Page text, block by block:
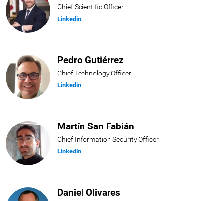
Chief Scientific Officer
Linkedin
Pedro Gutiérrez
Chief Technology Officer
Linkedin
Martín San Fabián
Chief Information Security Officer
Linkedin
Daniel Olivares